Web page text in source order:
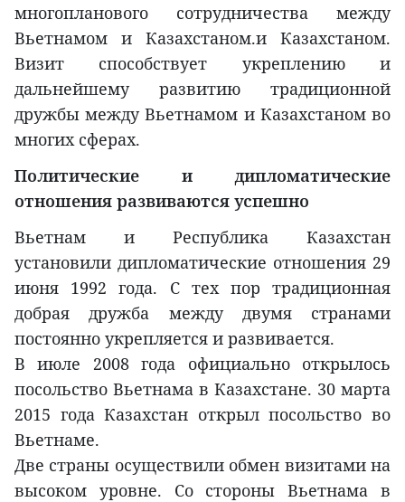
многопланового сотрудничества между
Вьетнамом и Казахстаном.и Казахстаном.
Визит способствует укреплению и
дальнейшему развитию традиционной
дружбы между Вьетнамом и Казахстаном во
многих сферах.
Политические и дипломатические
отношения развиваются успешно
Вьетнам и Республика Казахстан
установили дипломатические отношения 29
июня 1992 года. С тех пор традиционная
добрая дружба между двумя странами
постоянно укрепляется и развивается.
В июле 2008 года официально открылось
посольство Вьетнама в Казахстане. 30 марта
2015 года Казахстан открыл посольство во
Вьетнаме.
Две страны осуществили обмен визитами на
высоком уровне. Со стороны Вьетнама в